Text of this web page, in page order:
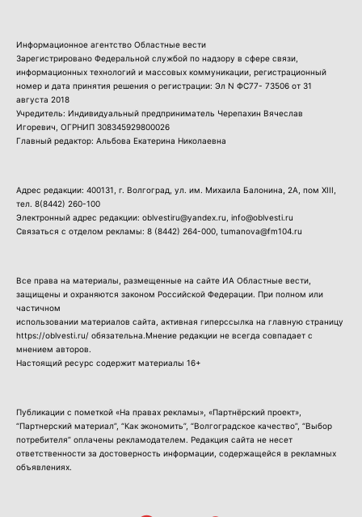
Информационное агентство Областные вести
Зарегистрировано Федеральной службой по надзору в сфере связи,
информационных технологий и массовых коммуникации, регистрационный
номер и дата принятия решения о регистрации: Эл N ФС77- 73506 от 31
августа 2018
Учредитель: Индивидуальный предприниматель Черепахин Вячеслав
Игоревич, ОГРНИП 308345929800026
Главный редактор: Альбова Екатерина Николаевна
Адрес редакции: 400131, г. Волгоград, ул. им. Михаила Балонина, 2А, пом XIII,
тел. 8(8442) 260-100
Электронный адрес редакции: oblvestiru@yandex.ru, info@oblvesti.ru
Связаться с отделом рекламы: 8 (8442) 264-000 , tumanova@fm104.ru
Все права на материалы, размещенные на сайте ИА Областные вести,
защищены и охраняются законом Российской Федерации. При полном или
частичном
использовании материалов сайта, активная гиперссылка на главную страницу
https://oblvesti.ru/ обязательна.Мнение редакции не всегда совпадает с
мнением авторов.
Настоящий ресурс содержит материалы 16+
Публикации с пометкой «На правах рекламы», «Партнёрский проект»,
“Партнерский материал”, “Как экономить”, “Волгоградское качество”, “Выбор
потребителя” оплачены рекламодателем. Редакция сайта не несет
ответственности за достоверность информации, содержащейся в рекламных
объявлениях.